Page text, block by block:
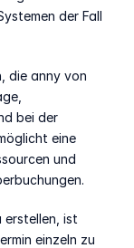
der Fall
die anny von
bei der
eine
und
erstellen, ist
einzeln zu